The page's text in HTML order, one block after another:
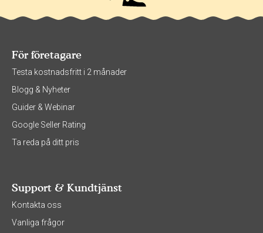
För företagare
Testa kostnadsfritt i 2 månader
Blogg & Nyheter
Guider & Webinar
Google Seller Rating
Ta reda på ditt pris
Support & Kundtjänst
Kontakta oss
Vanliga frågor